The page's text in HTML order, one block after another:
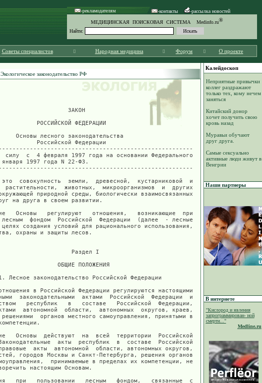
-рекламодателям -контакты -рассылка новостей
МЕДИЦИНСКАЯ ПОИСКОВАЯ СИСТЕМА Medinfo.ru®
Найти:
Советы специалистов Народная медицина Форум О проекте
Экологическое законодательство РФ
Калейдоскоп
Неприятные привычки
коллег раздражают
только тех, кому нечем
заняться
Китайский донор
хочет получить свою
кровь назад
Муравьи обучают
друг друга.
Самые сексуально
активные люди живут в
Венгрии
Наши партнеры
В интернете
"Кислород и явления
запрограммирован- ной
смерти..."
Medline.ru